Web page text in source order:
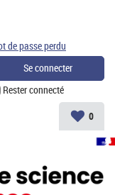
Rester connecté
de passe perdu
0